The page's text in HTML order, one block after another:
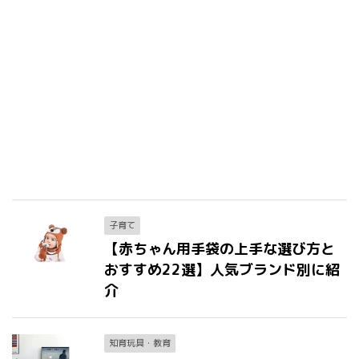
子育て
【赤ちゃん用手袋の上手な選び方と
おすすめ22選】人気ブランド別に紹
介
知育玩具・教育